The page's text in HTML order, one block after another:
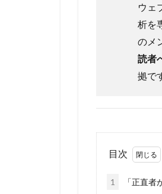
ウェ
析を
のメ
読者
拠で
目次
1 「正直者